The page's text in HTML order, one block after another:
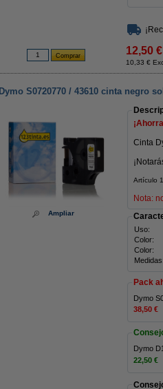
12,50 €
10,33 €
Dymo S0720770 / 43610 cinta negro
Ampliar
Cinta
Artículo
Nota:
Uso:
Color:
Color:
Medidas:
Pack
Dymo
38,50 €
Dymo
22,50 €